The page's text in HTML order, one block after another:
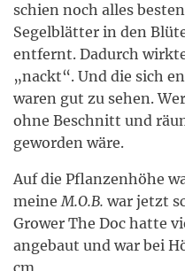
schien noch alles
Segelblätter in den
entfernt. Dadurch
„nackt“. Und die sich
waren gut zu sehen.
ohne Beschnitt und
geworden wäre.
Auf die Pflanzenhöhe
meineM.O.B. war jetzt
Grower The Doc hatte
angebaut und war bei
cm